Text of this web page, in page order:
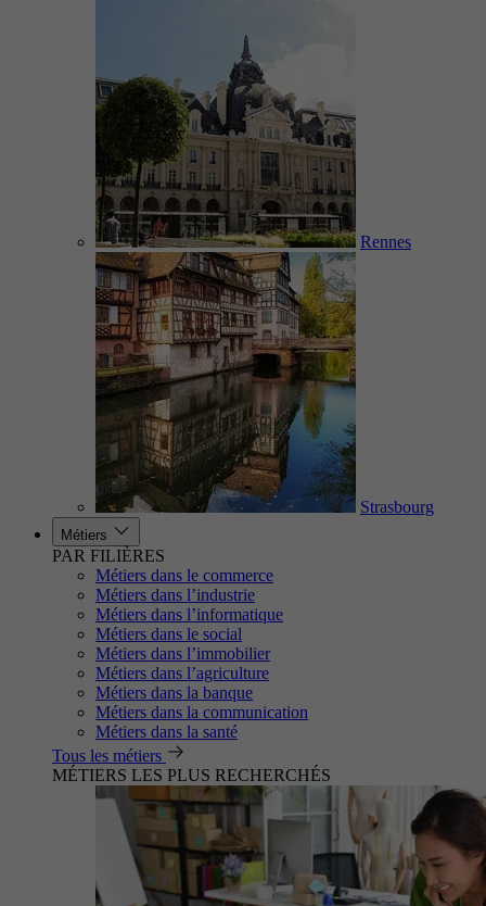
Rennes
Strasbourg
Métiers
PAR FILIÈRES
Métiers dans le commerce
Métiers dans l’industrie
Métiers dans l’informatique
Métiers dans le social
Métiers dans l’immobilier
Métiers dans l’agriculture
Métiers dans la banque
Métiers dans la communication
Métiers dans la santé
Tous les métiers
MÉTIERS LES PLUS RECHERCHÉS